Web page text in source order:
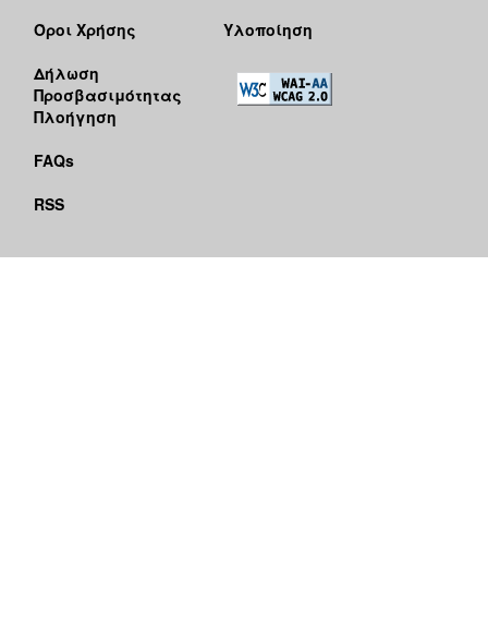
Όροι Χρήσης
Δήλωση
Προσβασιμότητας
Πλοήγηση
FAQs
RSS
Υλοποίηση